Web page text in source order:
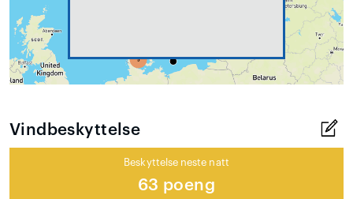
Vindbeskyttelse
Beskyttelse neste natt
63 poeng